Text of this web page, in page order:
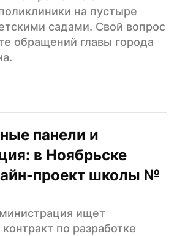
на пустыре
садами. Свой вопрос
обращений главы города
панели и
в Ноябрьске
проект школы №
ищет
по разработке